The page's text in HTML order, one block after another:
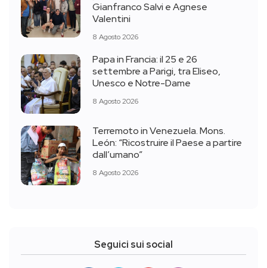
Gianfranco Salvi e Agnese
Valentini
8 Agosto 2026
Papa in Francia: il 25 e 26
settembre a Parigi, tra Eliseo,
Unesco e Notre-Dame
8 Agosto 2026
Terremoto in Venezuela. Mons.
León: “Ricostruire il Paese a partire
dall’umano”
8 Agosto 2026
Seguici sui social